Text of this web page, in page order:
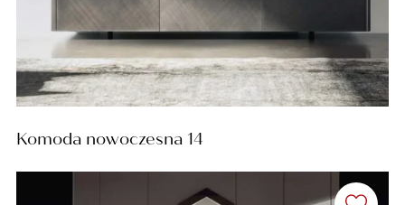
Komoda nowoczesna 14